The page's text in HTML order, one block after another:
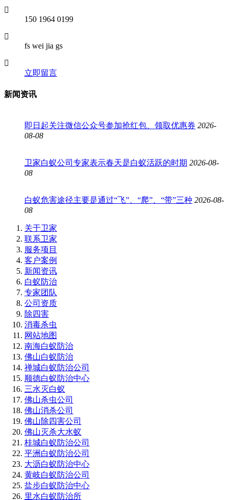
150 1964 0199
fs wei jia gs
立即留言
新闻资讯
即日起关注微信公众号参加抢红包、领取优惠券 2026-
08-08
卫家白蚁公司专家表示春天是白蚁活跃的时期 2026-08-
08
白蚁危害途径主要是通过“飞”、“爬”、“带”三种 2026-08-
08
关于卫家
联系卫家
服务项目
客户案例
新闻资讯
白蚁防治
专家团队
公司资质
除四害
消毒杀虫
网站地图
南海白蚁防治
佛山白蚁防治
禅城白蚁防治公司
顺德白蚁防治中心
三水灭白蚁
佛山杀虫公司
佛山消杀公司
佛山除四害公司
佛山灭杀大水蚁
桂城白蚁防治公司
平洲白蚁防治公司
大沥白蚁防治中心
黄岐白蚁防治公司
盐步白蚁防治中心
里水白蚁防治所